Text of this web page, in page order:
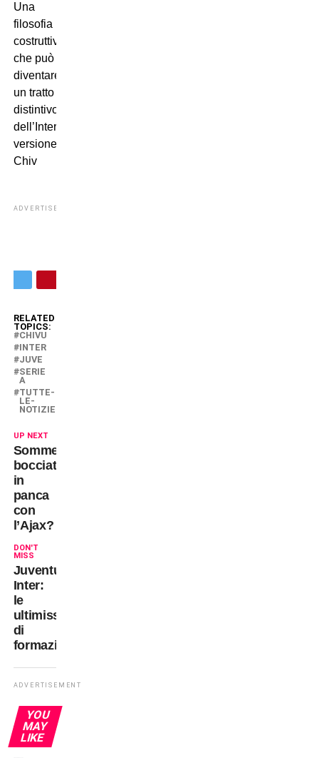
Una
filosofia
costruttiva,
che può
diventare
un tratto
distintivo
dell’Inter
versione
Chiv
ADVERTISEMENT
RELATED
TOPICS:
CHIVU
INTER
JUVE
SERIE
A
TUTTE-
LE-
NOTIZIE
UP NEXT
Sommer
bocciato:
in
panca
con
l’Ajax?
DON'T
MISS
Juventus-
Inter:
le
ultimissime
di
formazione
ADVERTISEMENT
YOU
MAY
LIKE